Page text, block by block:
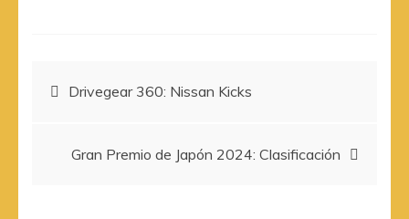
Navegación
Drivegear 360: Nissan Kicks
Gran Premio de Japón 2024: Clasificación